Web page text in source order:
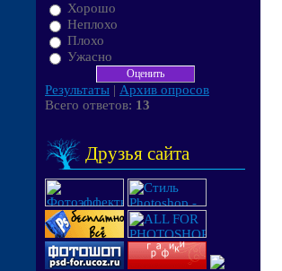
Хорошо
Неплохо
Плохо
Ужасно
Результаты | Архив опросов
Всего ответов: 13
Друзья сайта